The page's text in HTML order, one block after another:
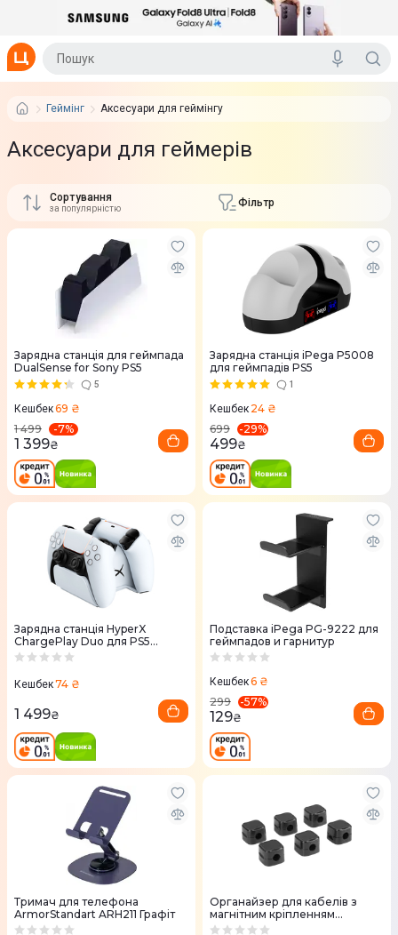
Геймінг Аксесуари для геймінгу
Аксесуари для геймерів
Сортування
за популярністю Фільтр
Зарядна станція для геймпада
DualSense for Sony PS5
5
Кешбек69 ₴
1 499
-7%
1 399₴
Зарядна станція iPega P5008
для геймпадів PS5
1
Кешбек 24 ₴
699
-29%
499₴
Зарядна станція HyperX
ChargePlay Duo для PS5
(White) 51P68AA
Кешбек74 ₴
1 499₴
Подставка iPega PG-9222 для
геймпадов и гарнитур
Кешбек6 ₴
299
-57%
129₴
Тримач для телефона
ArmorStandart ARH211 Графіт
Органайзер для кабелів з
магнітним кріпленням
Officepro CM002B Black